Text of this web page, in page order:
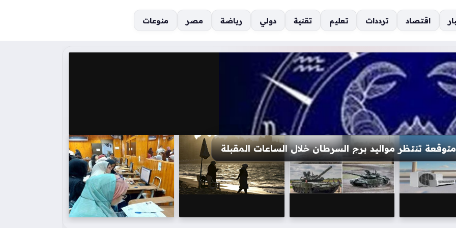
اقتصاد ترددات تعليم تقنية دولي رياضة مصر منوعات
لطلاب تنسيق الجامعات هذا العام